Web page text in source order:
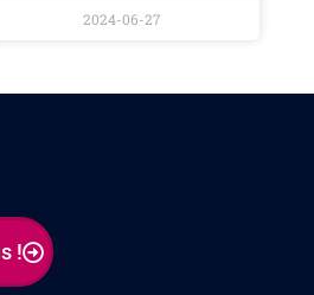
2024-06-27
!